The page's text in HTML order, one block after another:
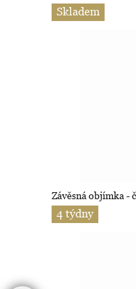
Skladem
Závěsná objímka -
4 týdny